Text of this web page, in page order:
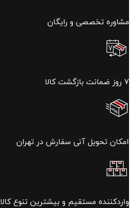
مشاوره تخصصی و رایگان
۷ روز ضمانت بازگشت کالا
امکان تحویل آنی سفارش در تهران
واردکننده مستقیم و بیشترین تنوع کالا